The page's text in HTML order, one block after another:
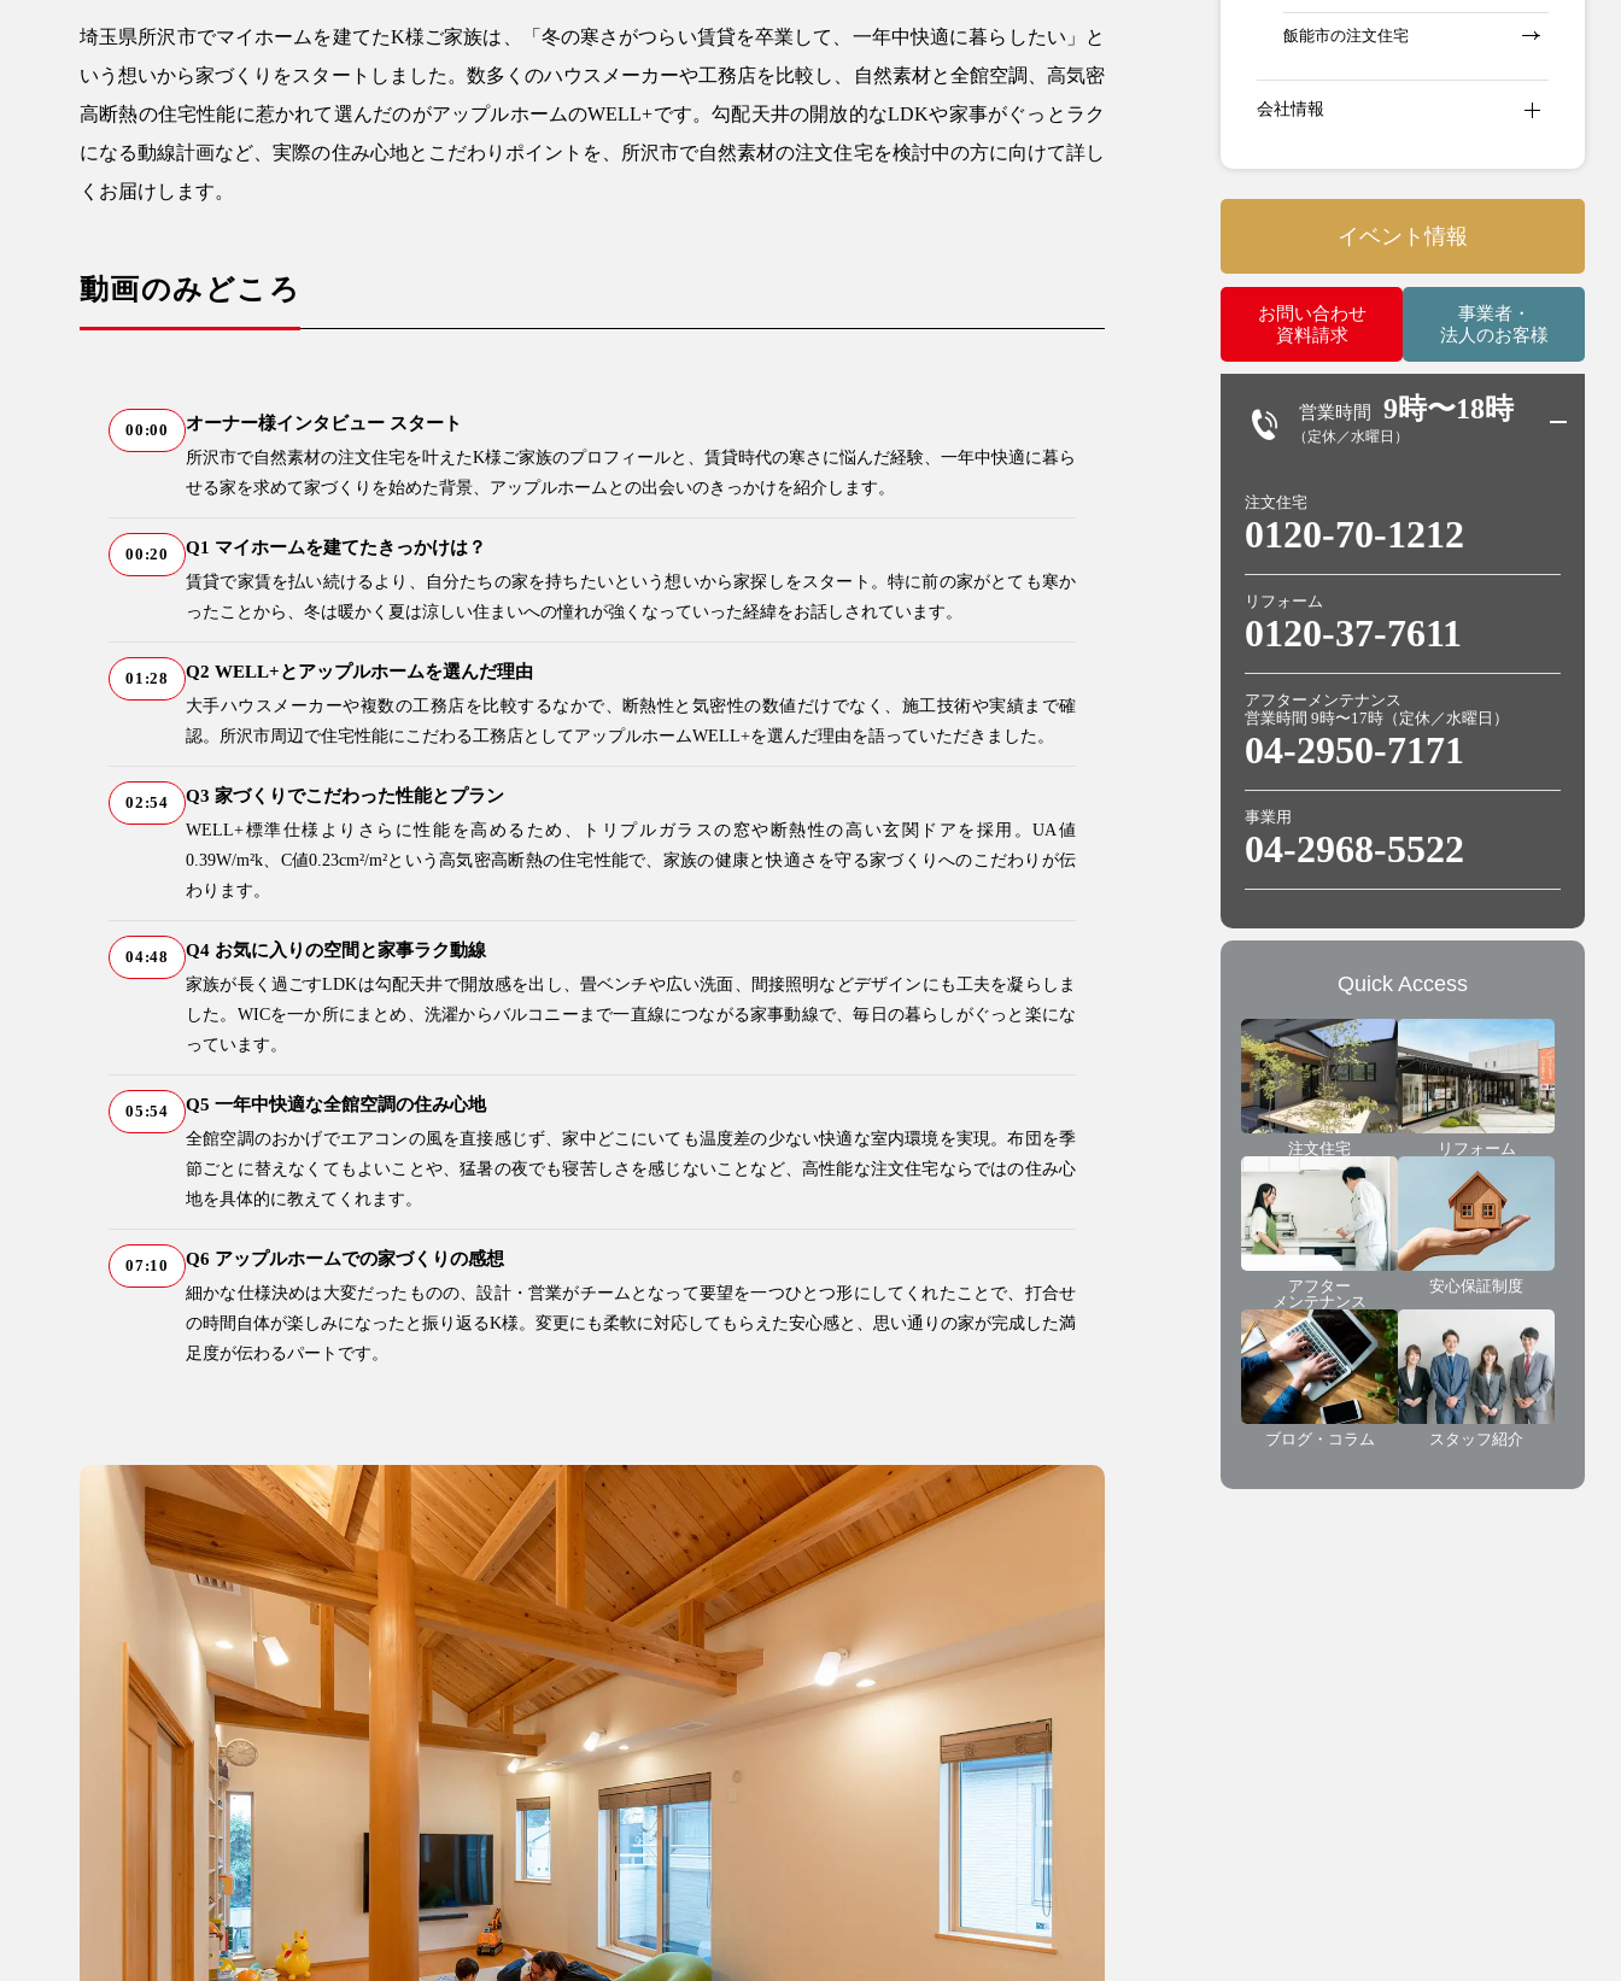
埼玉県所沢市でマイホームを建てたK様ご家族は、「冬の寒さがつらい賃貸を卒業して、一年中快適に暮らしたい」と
いう想いから家づくりをスタートしました。数多くのハウスメーカーや工務店を比較し、自然素材と全館空調、高気密
高断熱の住宅性能に惹かれて選んだのがアップルホームのWELL+です。勾配天井の開放的なLDKや家事がぐっとラク
になる動線計画など、実際の住み心地とこだわりポイントを、所沢市で自然素材の注文住宅を検討中の方に向けて詳し
くお届けします。
動画のみどころ
00:00 オーナー様インタビュー スタート
所沢市で自然素材の注文住宅を叶えたK様ご家族のプロフィールと、賃貸時代の寒さに悩んだ経験、一年中快適に暮ら
せる家を求めて家づくりを始めた背景、アップルホームとの出会いのきっかけを紹介します。
00:20 Q1 マイホームを建てたきっかけは？
賃貸で家賃を払い続けるより、自分たちの家を持ちたいという想いから家探しをスタート。特に前の家がとても寒か
ったことから、冬は暖かく夏は涼しい住まいへの憧れが強くなっていった経緯をお話しされています。
01:28 Q2 WELL+とアップルホームを選んだ理由
大手ハウスメーカーや複数の工務店を比較するなかで、断熱性と気密性の数値だけでなく、施工技術や実績まで確
認。所沢市周辺で住宅性能にこだわる工務店としてアップルホームWELL+を選んだ理由を語っていただきました。
02:54 Q3 家づくりでこだわった性能とプラン
WELL+標準仕様よりさらに性能を高めるため、トリプルガラスの窓や断熱性の高い玄関ドアを採用。UA値
0.39W/m²k、C値0.23cm²/m²という高気密高断熱の住宅性能で、家族の健康と快適さを守る家づくりへのこだわりが伝
わります。
04:48 Q4 お気に入りの空間と家事ラク動線
家族が長く過ごすLDKは勾配天井で開放感を出し、畳ベンチや広い洗面、間接照明などデザインにも工夫を凝らしま
した。WICを一か所にまとめ、洗濯からバルコニーまで一直線につながる家事動線で、毎日の暮らしがぐっと楽にな
っています。
05:54 Q5 一年中快適な全館空調の住み心地
全館空調のおかげでエアコンの風を直接感じず、家中どこにいても温度差の少ない快適な室内環境を実現。布団を季
節ごとに替えなくてもよいことや、猛暑の夜でも寝苦しさを感じないことなど、高性能な注文住宅ならではの住み心
地を具体的に教えてくれます。
07:10 Q6 アップルホームでの家づくりの感想
細かな仕様決めは大変だったものの、設計・営業がチームとなって要望を一つひとつ形にしてくれたことで、打合せ
の時間自体が楽しみになったと振り返るK様。変更にも柔軟に対応してもらえた安心感と、思い通りの家が完成した満
足度が伝わるパートです。
飯能市の注文住宅
会社情報
イベント情報
お問い合わせ
資料請求
事業者・
法人のお客様
営業時間 9時〜18時
（定休／水曜日）
注文住宅
0120-70-1212
リフォーム
0120-37-7611
アフターメンテナンス
営業時間 9時〜17時（定休／水曜日）
04-2950-7171
事業用
04-2968-5522
Quick Access
注文住宅 リフォーム
アフター
メンテナンス
安心保証制度
ブログ・コラム スタッフ紹介